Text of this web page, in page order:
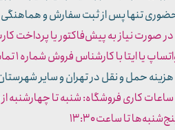
تنها پس از ثبت سفارش و هماهنگی
صورت نیاز به پیش‌فاکتور یا پرداخت
یا ایتا با کارشناس فروش شماره ۱ تماس بگیرید.
حمل و نقل در تهران و سایر
تا ساعت ۱۳:۳۰​​​​​​​